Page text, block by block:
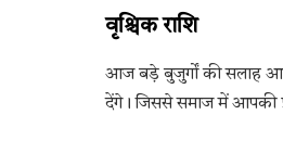
वृश्चिक राशि
आज बड़े बुजुर्गों की सलाह
देंगे। जिससे समाज में आपकी